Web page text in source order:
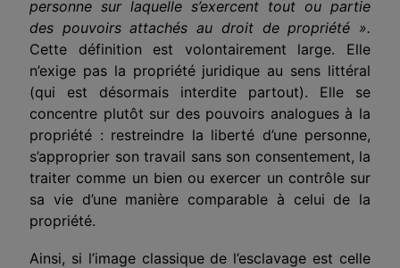
personne sur laquelle s’exercent tout ou partie
des pouvoirs attachés au droit de propriété ».
Cette définition est volontairement large. Elle
n’exige pas la propriété juridique au sens littéral
(qui est désormais interdite partout). Elle se
concentre plutôt sur des pouvoirs analoguesà la
propriété : restreindre la liberté d’une personne,
s’approprier son travail sans son consentement, la
traiter comme un bien ou exercer un contrôle sur
sa vie d’une manière comparable à celui de la
propriété.
Ainsi, si l’image classique de l’esclavage est celle